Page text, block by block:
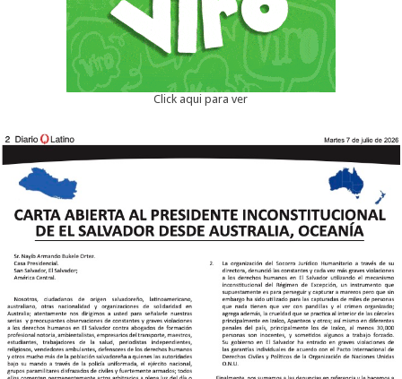
Click aqui para ver